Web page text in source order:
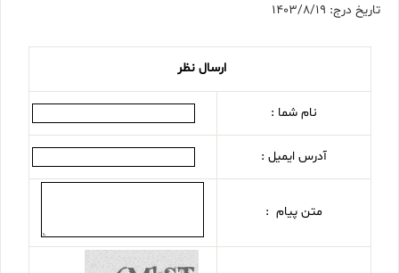
تاریخ درج: 1403/8/19
ارسال نظر
نام شما :
آدرس ایمیل :
متن پیام :